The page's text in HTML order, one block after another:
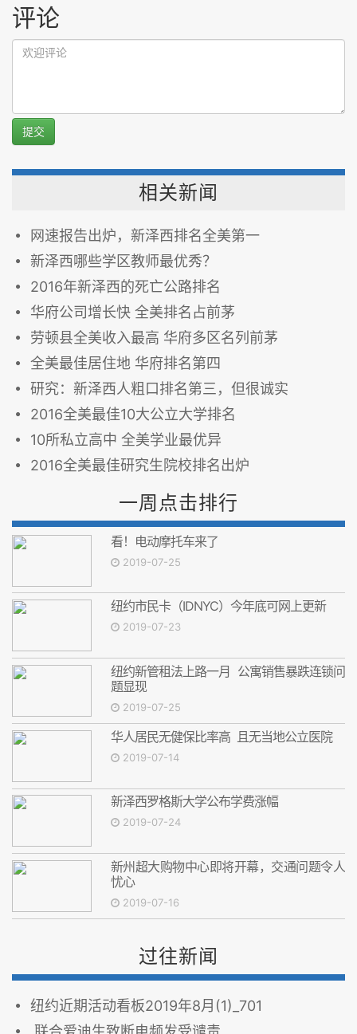
评论
提交
相关新闻
网速报告出炉，新泽西排名全美第一
新泽西哪些学区教师最优秀？
2016年新泽西的死亡公路排名
华府公司增长快 全美排名占前茅
劳顿县全美收入最高 华府多区名列前茅
全美最佳居住地 华府排名第四
研究：新泽西人粗口排名第三，但很诚实
2016全美最佳10大公立大学排名
10所私立高中 全美学业最优异
2016全美最佳研究生院校排名出炉
一周点击排行
看！电动摩托车来了
2019-07-25
纽约市民卡（IDNYC）今年底可网上更新
2019-07-23
纽约新管租法上路一月 公寓销售暴跌连锁问
题显现
2019-07-25
华人居民无健保比率高 且无当地公立医院
2019-07-14
新泽西罗格斯大学公布学费涨幅
2019-07-24
新州超大购物中心即将开幕，交通问题令人
忧心
2019-07-16
过往新闻
纽约近期活动看板2019年8月(1)_701